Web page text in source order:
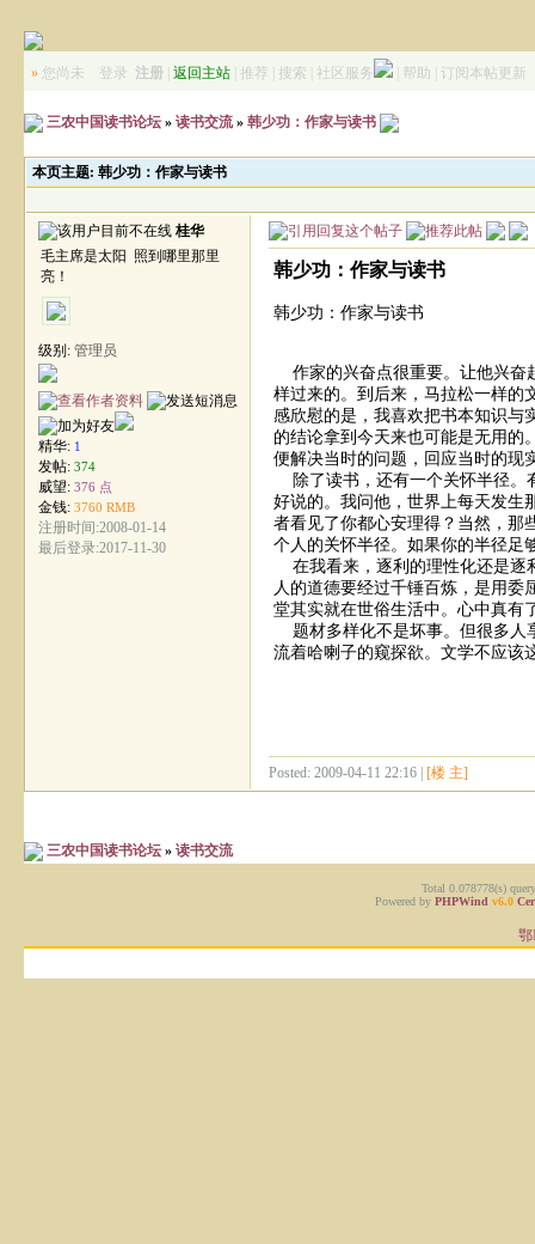
» 您尚未 登录 注册 返回主站 推荐 搜索 社区服务 帮助 订阅本帖更新
三农中国读书论坛 » 读书交流» 韩少功：作家与读书
本页主题: 韩少功：作家与读书
桂华
毛主席是太阳 照到哪里那里
亮！
级别: 管理员
精华: 1
发帖: 374
威望: 376 点
金钱: 3760 RMB
注册时间:2008-01-14
最后登录:2017-11-30
韩少功：作家与读书
韩少功：作家与读书
作家的兴奋点很重要。让他兴奋
样过来的。到后来，马拉松一样的
感欣慰的是，我喜欢把书本知识与
的结论拿到今天来也可能是无用的
便解决当时的问题，回应当时的
除了读书，还有一个关怀半径。
好说的。我问他，世界上每天发生
者看见了你都心安理得？当然，那
个人的关怀半径。如果你的半径足
在我看来，逐利的理性化还是逐
人的道德要经过千锤百炼，是用
堂其实就在世俗生活中。心中真
题材多样化不是坏事。但很多人
流着哈喇子的窥探欲。文学不应该
Posted: 2009-04-11 22:16 | [楼 主]
三农中国读书论坛 » 读书交流
Total 0.078778(s)
Powered by PHPWind v6.0
鄂